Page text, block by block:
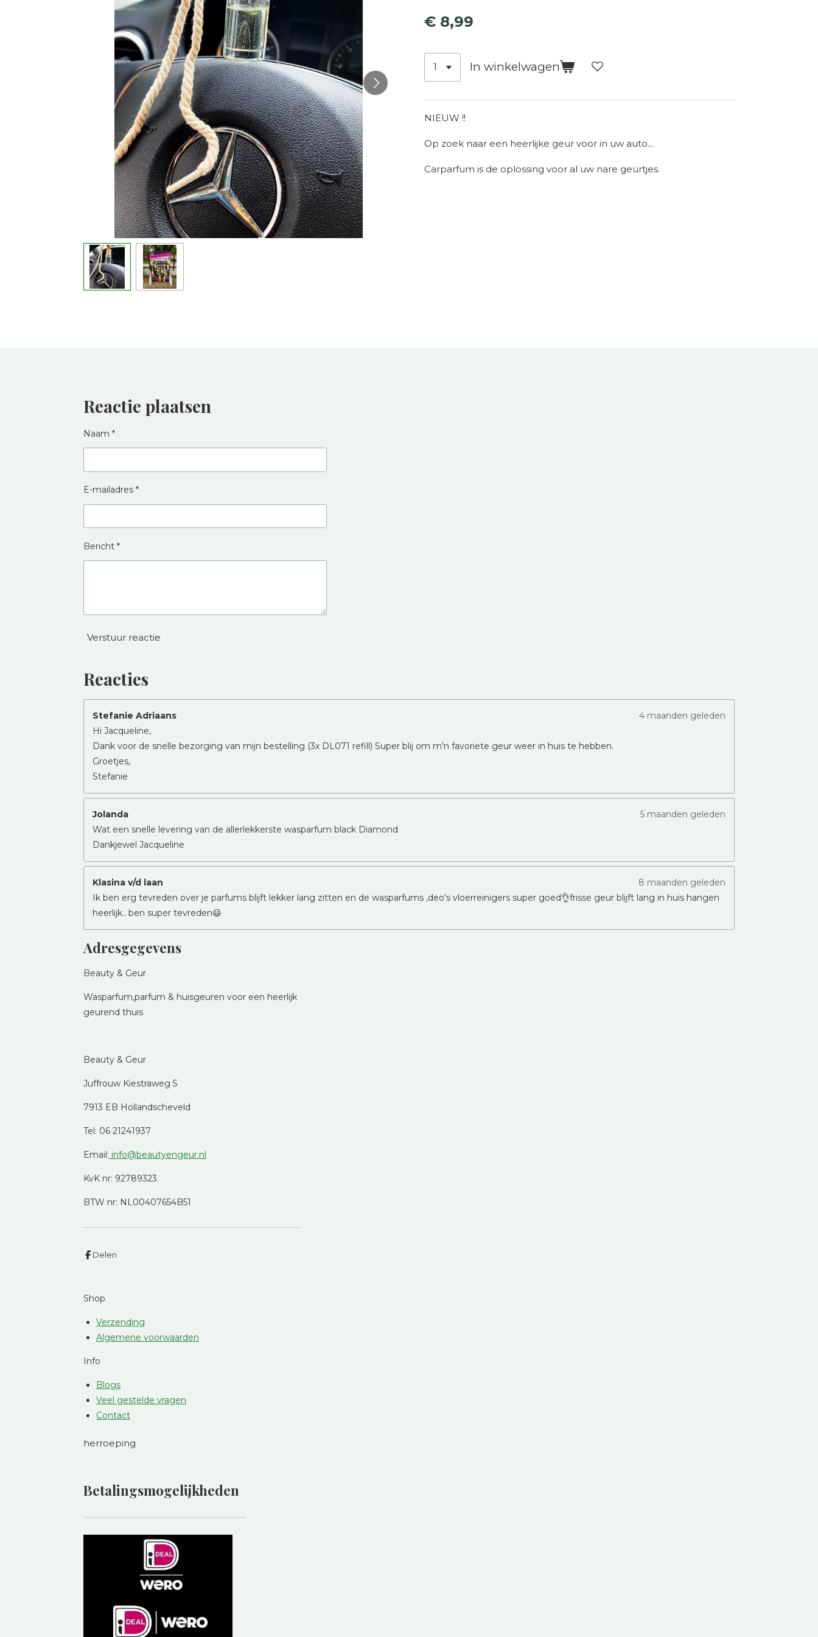
€ 8,99
In winkelwagen
NIEUW !!
Op zoek naar een heerlijke geur voor in uw auto...
Carparfum is de oplossing voor al uw nare geurtjes.
Reactie plaatsen
Naam *
E-mailadres *
Bericht *
Verstuur reactie
Reacties
Stefanie Adriaans
4 maanden geleden
Hi Jacqueline,
Dank voor de snelle bezorging van mijn bestelling (3x DL071 refill) Super blij om m'n favoriete geur weer in huis te hebben.
Groetjes,
Stefanie
Jolanda
5 maanden geleden
Wat een snelle levering van de allerlekkerste wasparfum black Diamond
Dankjewel Jacqueline
Klasina v/d laan
8 maanden geleden
Ik ben erg tevreden over je parfums blijft lekker lang zitten en de wasparfums ,deo's vloerreinigers super goed👌frisse geur blijft lang in huis hangen
heerlijk.. ben super tevreden😃
Adresgegevens
Beauty & Geur
Wasparfum,parfum & huisgeuren voor een heerlijk
geurend thuis
Beauty & Geur
Juffrouw Kiestraweg 5
7913 EB Hollandscheveld
Tel: 06 21241937
Email: info@beautyengeur.nl
KvK nr: 92789323
BTW nr: NL00407654B51
Delen
Shop
Verzending
Algemene voorwaarden
Info
Blogs
Veel gestelde vragen
Contact
herroeping
Betalingsmogelijkheden